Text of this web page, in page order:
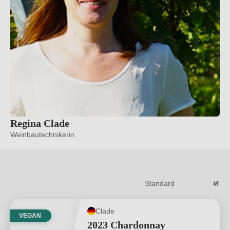
Regina Clade
Weinbautechnikerin
VEGAN
Clade
2023 Chardonnay